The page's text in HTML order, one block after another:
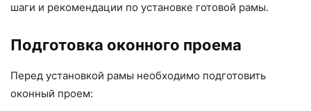
шаги и рекомендации по установке готовой рамы.
Подготовка оконного проема
Перед установкой рамы необходимо подготовить
оконный проем: